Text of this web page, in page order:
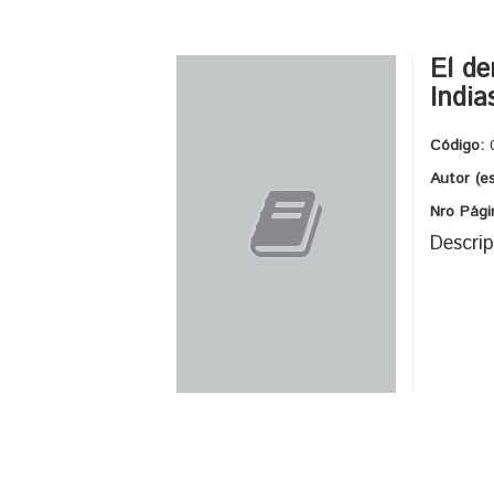
El
Código:
Autor
Nro